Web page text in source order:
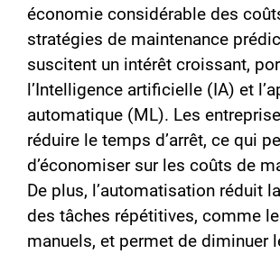
économie considérable des
stratégies de maintenance
suscitent un intérêt croissant,
l’Intelligence artificielle (IA) et
automatique (ML). Les
réduire le temps d’arrêt, ce qui
d’économiser sur les coûts de
De plus, l’automatisation réduit
des tâches répétitives, comme
manuels, et permet de diminuer